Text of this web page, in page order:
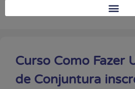
Curso Como Fazer
de Conjuntura